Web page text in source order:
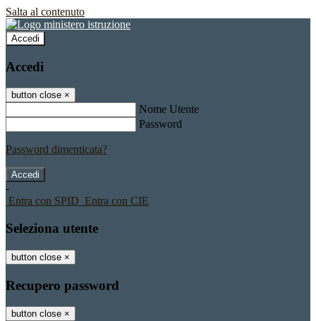
Salta al contenuto
Accedi
Accedi
button close ×
Nome Utente
Password
Password dimenticata?
-
Entra con SPID Entra con CIE
Seleziona utente
button close ×
Recupero password
button close ×